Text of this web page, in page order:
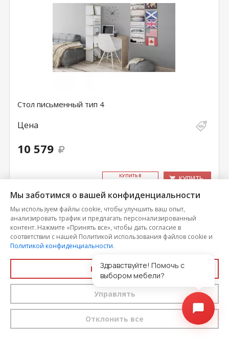
Стол письменный тип 4
Цена
10 579
КУ­ПИТЬ В
КУПИТЬ
Мы заботимся о вашей конфиденциальности
Мы используем файлы cookie, чтобы улучшить ваш опыт,
анализировать трафик и предлагать персонализированный
контент. Нажмите «Принять все», чтобы дать согласие в
соответствии с нашей Политикой использования файлов cookie и
Политикой конфиденциальности.
Принять все
Управлять
Отклонить все
Здравствуйте! Помочь с
выбором мебели?